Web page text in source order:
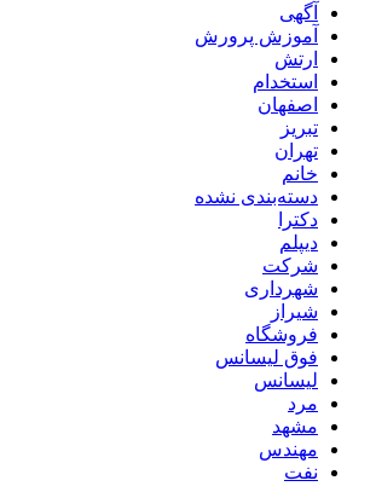
آگهی
آموزش پرورش
ارتش
استخدام
اصفهان
تبریز
تهران
خانم
دسته‌بندی نشده
دکترا
دیپلم
شرکت
شهرداری
شیراز
فروشگاه
فوق لیسانس
لیسانس
مرد
مشهد
مهندس
نفت